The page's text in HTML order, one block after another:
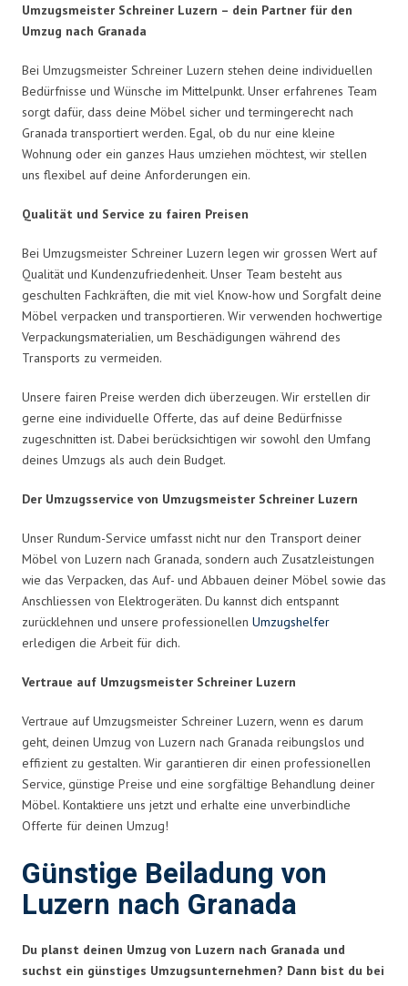
Umzugsmeister Schreiner Luzern – dein Partner für den
Umzug nach Granada
Bei Umzugsmeister Schreiner Luzern stehen deine individuellen
Bedürfnisse und Wünsche im Mittelpunkt. Unser erfahrenes Team
sorgt dafür, dass deine Möbel sicher und termingerecht nach
Granada transportiert werden. Egal, ob du nur eine kleine
Wohnung oder ein ganzes Haus umziehen möchtest, wir stellen
uns flexibel auf deine Anforderungen ein.
Qualität und Service zu fairen Preisen
Bei Umzugsmeister Schreiner Luzern legen wir grossen Wert auf
Qualität und Kundenzufriedenheit. Unser Team besteht aus
geschulten Fachkräften, die mit viel Know-how und Sorgfalt deine
Möbel verpacken und transportieren. Wir verwenden hochwertige
Verpackungsmaterialien, um Beschädigungen während des
Transports zu vermeiden.
Unsere fairen Preise werden dich überzeugen. Wir erstellen dir
gerne eine individuelle Offerte, das auf deine Bedürfnisse
zugeschnitten ist. Dabei berücksichtigen wir sowohl den Umfang
deines Umzugs als auch dein Budget.
Der Umzugsservice von Umzugsmeister Schreiner Luzern
Unser Rundum-Service umfasst nicht nur den Transport deiner
Möbel von Luzern nach Granada, sondern auch Zusatzleistungen
wie das Verpacken, das Auf- und Abbauen deiner Möbel sowie das
Anschliessen von Elektrogeräten. Du kannst dich entspannt
zurücklehnen und unsere professionellen Umzugshelfer
erledigen die Arbeit für dich.
Vertraue auf Umzugsmeister Schreiner Luzern
Vertraue auf Umzugsmeister Schreiner Luzern, wenn es darum
geht, deinen Umzug von Luzern nach Granada reibungslos und
effizient zu gestalten. Wir garantieren dir einen professionellen
Service, günstige Preise und eine sorgfältige Behandlung deiner
Möbel. Kontaktiere uns jetzt und erhalte eine unverbindliche
Offerte für deinen Umzug!
Günstige Beiladung von
Luzern nach Granada
Du planst deinen Umzug von Luzern nach Granada und
suchst ein günstiges Umzugsunternehmen? Dann bist du bei